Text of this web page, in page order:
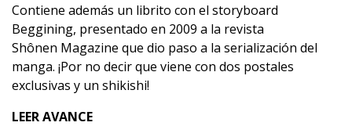
Contiene además un librito con el storyboard
Beggining, presentado en 2009 a la revista
Shônen Magazine que dio paso a la serialización del
manga. ¡Por no decir que viene con dos postales
exclusivas y un shikishi!
LEER AVANCE